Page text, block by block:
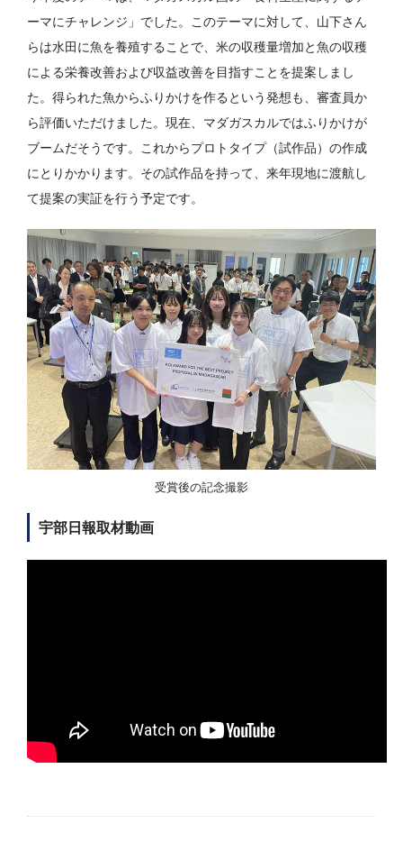
ーマにチャレンジ」でした。このテーマに対して、山下さん
らは水田に魚を養殖することで、米の収穫量増加と魚の収穫
による栄養改善および収益改善を目指すことを提案しまし
た。得られた魚からふりかけを作るという発想も、審査員か
ら評価いただけました。現在、マダガスカルではふりかけが
ブームだそうです。これからプロトタイプ（試作品）の作成
にとりかかります。その試作品を持って、来年現地に渡航し
て提案の実証を行う予定です。
受賞後の記念撮影
宇部日報取材動画